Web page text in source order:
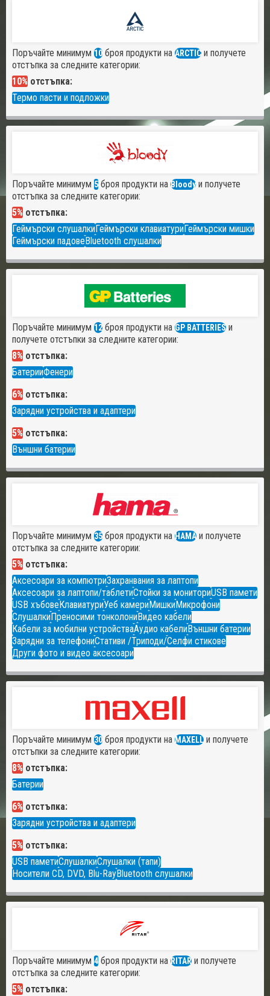
Поръчайте минимум 10 броя продукти на ARCTIC и получете
отстъпка за следните категории:
10% отстъпка:
Термо пасти и подложки
Поръчайте минимум 5 броя продукти на Bloody и получете
отстъпка за следните категории:
5% отстъпка:
Геймърски слушалкиГеймърски клавиатуриГеймърски мишки
Геймърски падовеBluetooth слушалки
Поръчайте минимум 12 броя продукти на GP BATTERIES и
получете отстъпки за следните категории:
8% отстъпка:
БатерииФенери
6% отстъпка:
Зарядни устройства и адаптери
5% отстъпка:
Външни батерии
Поръчайте минимум 35 броя продукти на HAMA и получете
отстъпка за следните категории:
5% отстъпка:
Аксесоари за компютриЗахранвания за лаптопи
Аксесоари за лаптопи/таблетиСтойки за мониториUSB памети
USB хъбовеКлавиатуриУеб камериМишкиМикрофони
СлушалкиПреносими тонколониВидео кабели
Кабели за мобилни устройстваАудио кабелиВъншни батерии
Зарядни за телефониСтативи /Триподи/Селфи стикове
Други фото и видео аксесоари
Поръчайте минимум 30 броя продукти на MAXELL и получете
отстъпки за следните категории:
8% отстъпка:
Батерии
6% отстъпка:
Зарядни устройства и адаптери
5% отстъпка:
USB паметиСлушалкиСлушалки (тапи)
Носители CD, DVD, Blu-RayBluetooth слушалки
Поръчайте минимум 4 броя продукти на RITAR и получете
отстъпка за следните категории:
5% отстъпка: